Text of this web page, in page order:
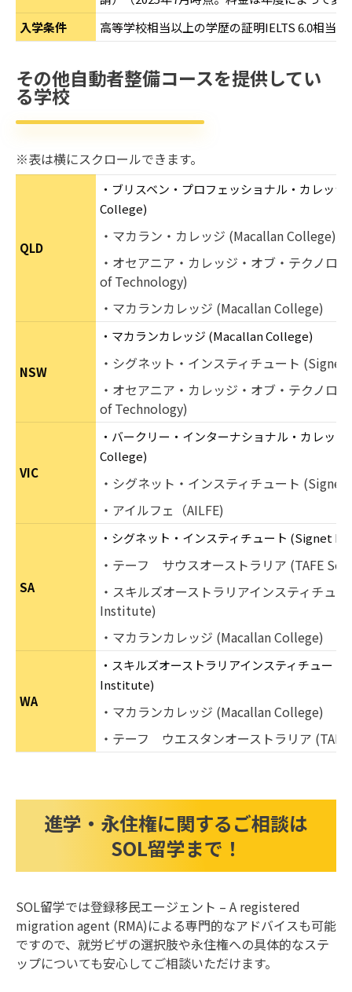
入学条件
高等学校相当以上の学歴の証明IELTS 6.0相当
その他自動者整備コースを提供してい
る学校
※表は横にスクロールできます。
QLD
・ブリスベン・プロフェッショナル・カレッ
College)
・マカラン・カレッジ (Macallan College)
・オセアニア・カレッジ・オブ・テクノロ
of Technology)
・マカランカレッジ (Macallan College)
NSW
・マカランカレッジ (Macallan College)
・シグネット・インスティチュート
・オセアニア・カレッジ・オブ・テクノロ
of Technology)
VIC
・バークリー・インターナショナル・カレッ
College)
・シグネット・インスティチュート
・アイルフェ（AILFE)
SA
・シグネット・インスティチュート (Signet
・テーフ サウスオーストラリア (TAFE
・スキルズオーストラリアインスティチュ
Institute)
・マカランカレッジ (Macallan College)
WA
・スキルズオーストラリアインスティチュー
Institute)
・マカランカレッジ (Macallan College)
・テーフ ウエスタンオーストラリア
進学・永住権に関するご相談は
SOL留学まで！
SOL留学では登録移民エージェント – A registered
migration agent (RMA)による専門的なアドバイスも可能
ですので、就労ビザの選択肢や永住権への具体的なステ
ップについても安心してご相談いただけます。